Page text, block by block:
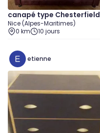
canapé type Chesterfield
Nice (Alpes-Maritimes)
0 km
10 jours
etienne